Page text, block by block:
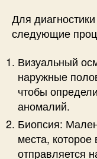
Для
следующие
Визуальный
наружные
чтобы
аномалий.
Биопсия:
места,
отправляется